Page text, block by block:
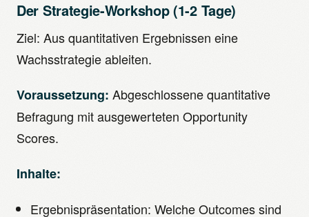
Der Strategie-Workshop (1-2 Tage)
Ziel: Aus quantitativen Ergebnissen eine
Wachsstrategie ableiten.
Voraussetzung: Abgeschlossene quantitative
Befragung mit ausgewerteten Opportunity
Scores.
Inhalte:
Ergebnispräsentation: Welche Outcomes sind